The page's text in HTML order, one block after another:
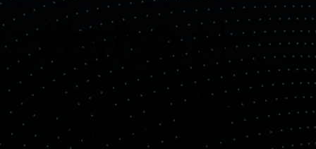
​株式会社
Quemix